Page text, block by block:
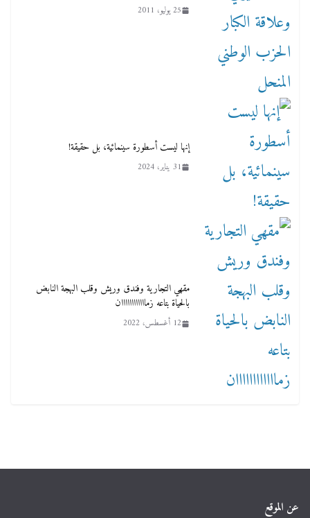
25 يوليو، 2011
إنها ليست أسطورة سينمائية، بل حقيقة!
31 يناير، 2024
مقهي التجارية وفندق وريش وقلب البهجة النابض
بالحياة بتاعه زماااااااااااان
12 أغسطس، 2022
عن الموقع